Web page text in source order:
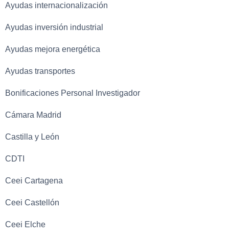
Ayudas internacionalización
Ayudas inversión industrial
Ayudas mejora energética
Ayudas transportes
Bonificaciones Personal Investigador
Cámara Madrid
Castilla y León
CDTI
Ceei Cartagena
Ceei Castellón
Ceei Elche